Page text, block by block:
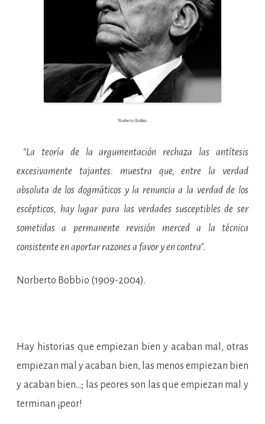
Norberto Bobbio.
“La teoría de la argumentación rechaza las antítesis
excesivamente tajantes: muestra que, entre la verdad
absoluta de los dogmáticos y la renuncia a la verdad de los
escépticos, hay lugar para las verdades susceptibles de ser
sometidas a permanente revisión merced a la técnica
consistente en aportar razones a favor y en contra”.
Norberto Bobbio (1909-2004).
Hay historias que empiezan bien y acaban mal, otras
empiezan mal y acaban bien, las menos empiezan bien
y acaban bien…; las peores son las que empiezan mal y
terminan ¡peor!